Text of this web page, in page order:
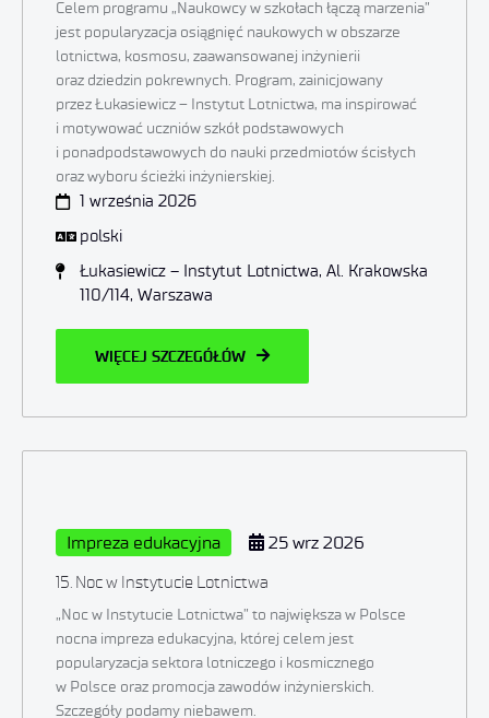
Celem programu „Naukowcy w szkołach łączą marzenia”
jest popularyzacja osiągnięć naukowych w obszarze
lotnictwa, kosmosu, zaawansowanej inżynierii
oraz dziedzin pokrewnych. Program, zainicjowany
przez Łukasiewicz – Instytut Lotnictwa, ma inspirować
i motywować uczniów szkół podstawowych
i ponadpodstawowych do nauki przedmiotów ścisłych
oraz wyboru ścieżki inżynierskiej.
1 września 2026
polski
Łukasiewicz – Instytut Lotnictwa, Al. Krakowska
110/114, Warszawa
WIĘCEJ SZCZEGÓŁÓW
Impreza edukacyjna 25 wrz 2026
15. Noc w Instytucie Lotnictwa
„Noc w Instytucie Lotnictwa” to największa w Polsce
nocna impreza edukacyjna, której celem jest
popularyzacja sektora lotniczego i kosmicznego
w Polsce oraz promocja zawodów inżynierskich.
Szczegóły podamy niebawem.